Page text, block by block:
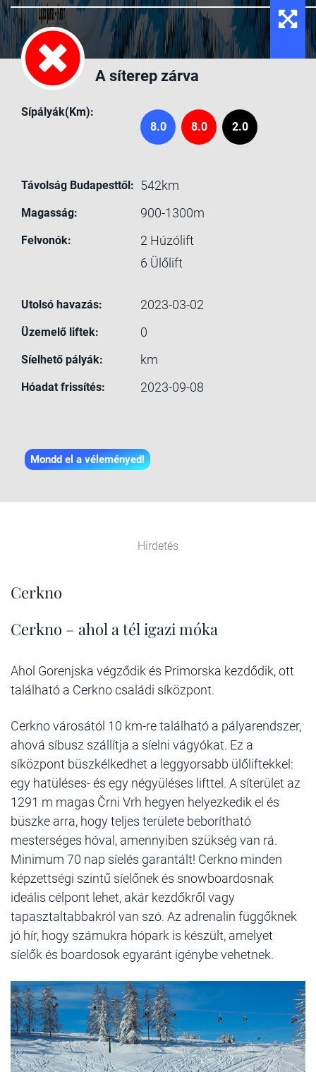
A síterep zárva
Sípályák(Km):
8.0
8.0 2.0
Távolság Budapesttől: 542km
Magasság: 900-1300m
Felvonók: 2 Húzólift
6 Ülőlift
Utolsó havazás: 2023-03-02
Üzemelő liftek: 0
Síelhető pályák: km
Hóadat frissítés: 2023-09-08
Mondd el a véleményed!
Hirdetés
Cerkno
Cerkno – ahol a tél igazi móka
Ahol Gorenjska végződik és Primorska kezdődik, ott
található a Cerkno családi síközpont.
Cerkno városától 10 km-re található a pályarendszer,
ahová síbusz szállítja a síelni vágyókat. Ez a
síközpont büszkélkedhet a leggyorsabb ülőliftekkel:
egy hatüléses- és egy négyüléses lifttel. A síterület az
1291 m magas Črni Vrh hegyen helyezkedik el és
büszke arra, hogy teljes területe beborítható
mesterséges hóval, amennyiben szükség van rá.
Minimum 70 nap síelés garantált! Cerkno minden
képzettségi szintű síelőnek és snowboardosnak
ideális célpont lehet, akár kezdőkről vagy
tapasztaltabbakról van szó. Az adrenalin függőknek
jó hír, hogy számukra hópark is készült, amelyet
síelők és boardosok egyaránt igénybe vehetnek.